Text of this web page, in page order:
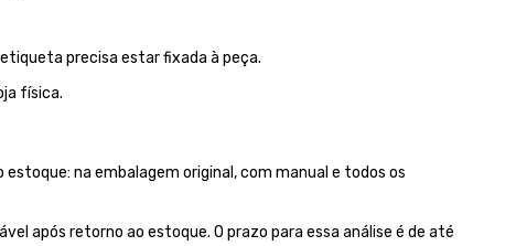
precisa estar fixada à peça.
física.
na embalagem original, com manual e todos os
após retorno ao estoque. O prazo para essa análise é de até